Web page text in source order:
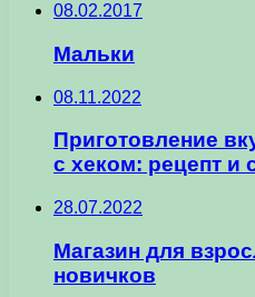
08.02.2017
Мальки
08.11.2022
Приготовление
с хеком: рецепт и
28.07.2022
Магазин для
новичков